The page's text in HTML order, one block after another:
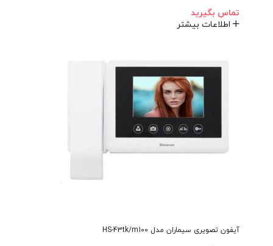
تماس بگیرید
اطلاعات بیشتر
آیفون تصویری سیماران مدل HS-43tk/m100